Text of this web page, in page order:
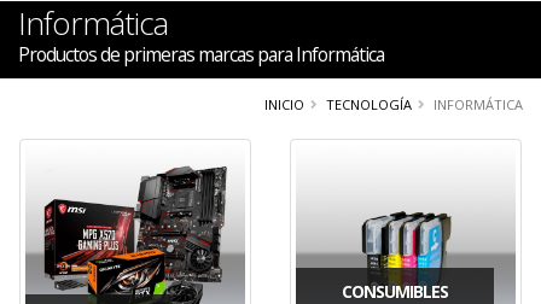
Informática
Productos de primeras marcas para Informática
INICIO TECNOLOGÍA INFORMÁTICA
CONSUMIBLES